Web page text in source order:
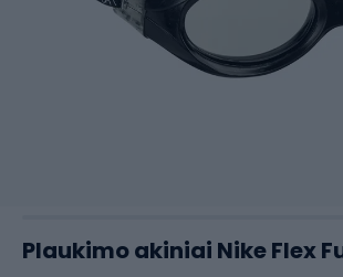
Plaukimo akiniai Nike Flex